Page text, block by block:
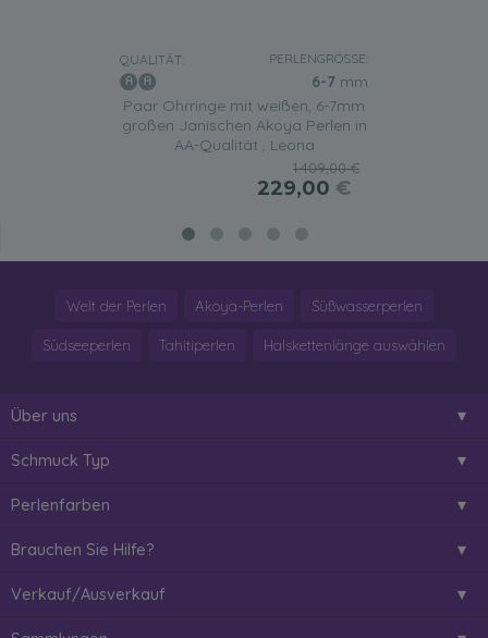
QUALITÄT: PERLENGRÖSSE:
6-7 mm
Paar Ohrringe mit weißen, 6-7mm
großen Janischen Akoya Perlen in
AA-Qualität , Leona
1.409,00 €
229,00 €
Welt der Perlen Akoya-Perlen Süßwasserperlen
Südseeperlen Tahitiperlen Halskettenlänge auswählen
Über uns
Schmuck Typ
Perlenfarben
Brauchen Sie Hilfe?
Verkauf/Ausverkauf